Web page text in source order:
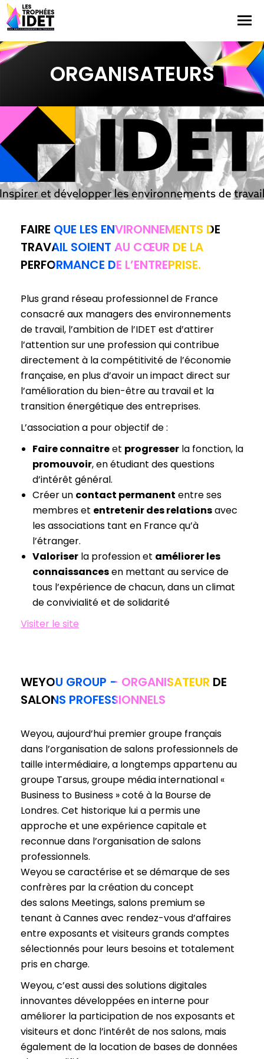
ORGANISATEURS
FAIRE QUE LES ENVIRONNEMENTS DE
TRAVAIL SOIENT AU CŒUR DE LA
PERFORMANCE DE L’ENTREPRISE.
Plus grand réseau professionnel de France
consacré aux managers des environnements
de travail, l’ambition de l’IDET est d’attirer
l’attention sur une profession qui contribue
directement à la compétitivité de l’économie
française, en plus d’avoir un impact direct sur
l’amélioration du bien-être au travail et la
transition énergétique des entreprises.
L’association a pour objectif de :
Faire connaitreet progresser la fonction, la
promouvoir, en étudiant des questions
d’intérêt général.
Créer un contact permanent entre ses
membres et entretenir des relationsavec
les associations tant en France qu’à
l’étranger.
Valoriser la profession et améliorer les
connaissancesen mettant au service de
tous l’expérience de chacun, dans un climat
de convivialité et de solidarité
Visiter le site
WEYOU GROUP – ORGANISATEUR DE
SALONS PROFESSIONNELS
Weyou, aujourd’hui premier groupe français
dans l’organisation de salons professionnels de
taille intermédiaire, a longtemps appartenu au
groupe Tarsus, groupe média international «
Business to Business » coté à la Bourse de
Londres. Cet historique lui a permis une
approche et une expérience capitale et
reconnue dans l’organisation de salons
professionnels.
Weyou se caractérise et se démarque de ses
confrères par la création du concept
des salons Meetings, salons premium se
tenant à Cannes avec rendez-vous d’affaires
entre exposants et visiteurs grands comptes
sélectionnés pour leurs besoins et totalement
pris en charge.
Weyou, c’est aussi des solutions digitales
innovantes développées en interne pour
améliorer la participation de nos exposants et
visiteurs et donc l’intérêt de nos salons, mais
également de la location de bases de données